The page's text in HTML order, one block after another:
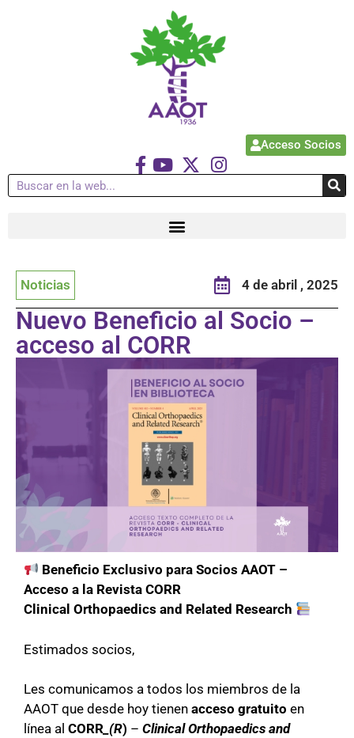
Acceso Socios
Noticias 4 de abril , 2025
Nuevo Beneficio al Socio –
acceso al CORR
Beneficio Exclusivo para Socios AAOT –
Acceso a la Revista CORR
Clinical Orthopaedics and Related Research
Estimados socios,
Les comunicamos a todos los miembros de la
AAOT que desde hoy tienen acceso gratuito en
línea al CORR _(R) – Clinical Orthopaedics and